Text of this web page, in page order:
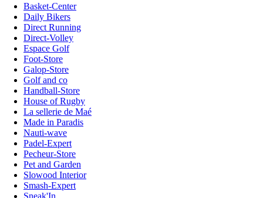
Basket-Center
Daily Bikers
Direct Running
Direct-Volley
Espace Golf
Foot-Store
Galop-Store
Golf and co
Handball-Store
House of Rugby
La sellerie de Maé
Made in Paradis
Nauti-wave
Padel-Expert
Pecheur-Store
Pet and Garden
Slowood Interior
Smash-Expert
Sneak'In